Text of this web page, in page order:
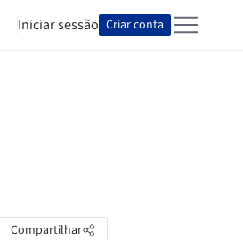
Iniciar sessão Criar conta
Compartilhar